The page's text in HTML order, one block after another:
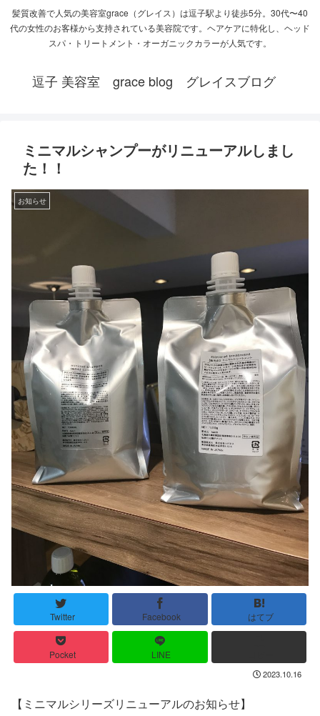
髪質改善で人気の美容室grace（グレイス）は逗子駅より徒歩5分。30代〜40
代の女性のお客様から支持されている美容院です。ヘアケアに特化し、ヘッド
スパ・トリートメント・オーガニックカラーが人気です。
逗子 美容室 grace blog グレイスブログ
ミニマルシャンプーがリニューアルしまし
た！！
お知らせ
Twitter Facebook はてブ
Pocket LINE
2023.10.16
【ミニマルシリーズリニューアルのお知らせ】